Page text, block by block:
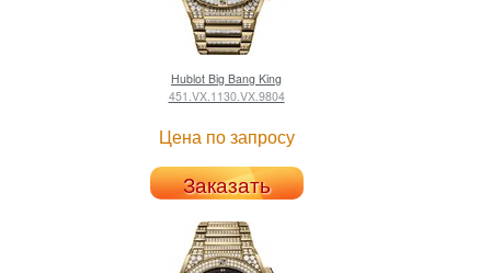
Hublot Big Bang King
451.VX.1130.VX.9804
Цена по запросу
Заказать